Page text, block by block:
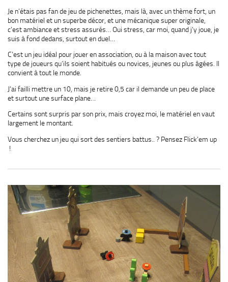
Je n’étais pas fan de jeu de pichenettes, mais là, avec un thème fort, un
bon matériel et un superbe décor, et une mécanique super originale,
c’est ambiance et stress assurés… Oui stress, car moi, quand j’y joue, je
suis à fond dedans, surtout en duel…
C’est un jeu idéal pour jouer en association, ou à la maison avec tout
type de joueurs qu’ils soient habitués ou novices, jeunes ou plus âgées. Il
convient à tout le monde.
J’ai failli mettre un 10, mais je retire 0,5 car il demande un peu de place
et surtout une surface plane…
Certains sont surpris par son prix, mais croyez moi, le matériel en vaut
largement le montant.
Vous cherchez un jeu qui sort des sentiers battus.. ? Pensez Flick’em up
!